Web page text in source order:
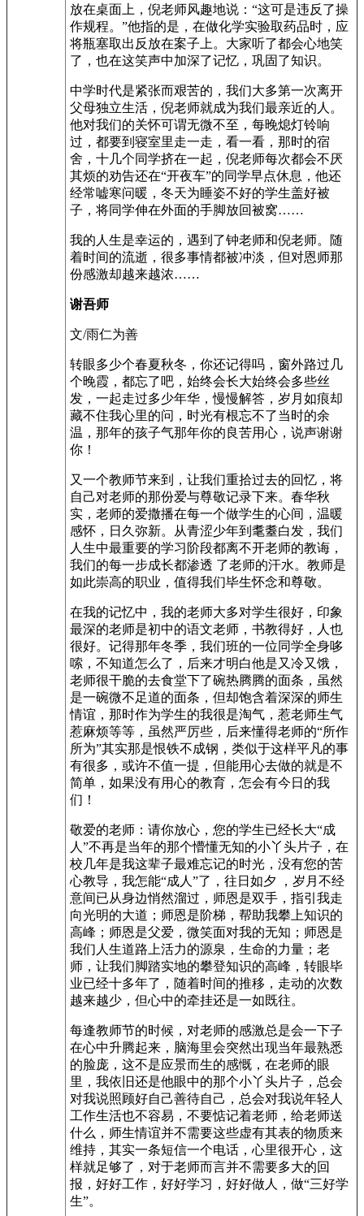
放在桌面上，倪老师风趣地说：“这可是违反了操
作规程。”他指的是，在做化学实验取药品时，应
将瓶塞取出反放在案子上。大家听了都会心地笑
了，也在这笑声中加深了记忆，巩固了知识。
中学时代是紧张而艰苦的，我们大多第一次离开
父母独立生活，倪老师就成为我们最亲近的人。
他对我们的关怀可谓无微不至，每晚熄灯铃响
过，都要到寝室里走一走，看一看，那时的宿
舍，十几个同学挤在一起，倪老师每次都会不厌
其烦的劝告还在“开夜车”的同学早点休息，他还
经常嘘寒问暖，冬天为睡姿不好的学生盖好被
子，将同学伸在外面的手脚放回被窝……
我的人生是幸运的，遇到了钟老师和倪老师。随
着时间的流逝，很多事情都被冲淡，但对恩师那
份感激却越来越浓……
谢吾师
文/雨仁为善
转眼多少个春夏秋冬，你还记得吗，窗外路过几
个晚霞，都忘了吧，始终会长大始终会多些丝
发，一起走过多少年华，慢慢解答，岁月如痕却
藏不住我心里的问，时光有根忘不了当时的余
温，那年的孩子气那年你的良苦用心，说声谢谢
你！
又一个教师节来到，让我们重拾过去的回忆，将
自己对老师的那份爱与尊敬记录下来。春华秋
实，老师的爱撒播在每一个做学生的心间，温暖
感怀，日久弥新。从青涩少年到耄耋白发，我们
人生中最重要的学习阶段都离不开老师的教诲，
我们的每一步成长都渗透 了老师的汗水。教师是
如此崇高的职业，值得我们毕生怀念和尊敬。
在我的记忆中，我的老师大多对学生很好，印象
最深的老师是初中的语文老师，书教得好，人也
很好。记得那年冬季，我们班的一位同学全身哆
嗦，不知道怎么了，后来才明白他是又冷又饿，
老师很干脆的去食堂下了碗热腾腾的面条，虽然
是一碗微不足道的面条，但却饱含着深深的师生
情谊，那时作为学生的我很是淘气，惹老师生气
惹麻烦等等，虽然严厉些，后来懂得老师的“所作
所为”其实那是恨铁不成钢，类似于这样平凡的事
有很多，或许不值一提，但能用心去做的就是不
简单，如果没有用心的教育，怎会有今日的我
们！
敬爱的老师：请你放心，您的学生已经长大“成
人”不再是当年的那个懵懂无知的小丫头片子，在
校几年是我这辈子最难忘记的时光，没有您的苦
心教导，我怎能“成人”了，往日如夕 ，岁月不经
意间已从身边悄然溜过，师恩是双手，指引我走
向光明的大道；师恩是阶梯，帮助我攀上知识的
高峰；师恩是父爱，微笑面对我的无知；师恩是
我们人生道路上活力的源泉，生命的力量；老
师，让我们脚踏实地的攀登知识的高峰，转眼毕
业已经十多年了，随着时间的推移，走动的次数
越来越少，但心中的牵挂还是一如既往。
每逢教师节的时候，对老师的感激总是会一下子
在心中升腾起来，脑海里会突然出现当年最熟悉
的脸庞，这不是应景而生的感慨，在老师的眼
里，我依旧还是他眼中的那个小丫头片子，总会
对我说照顾好自己善待自己，总会对我说年轻人
工作生活也不容易，不要惦记着老师，给老师送
什么，师生情谊并不需要这些虚有其表的物质来
维持，其实一条短信一个电话，心里很开心，这
样就足够了，对于老师而言并不需要多大的回
报，好好工作，好好学习，好好做人，做“三好学
生”。